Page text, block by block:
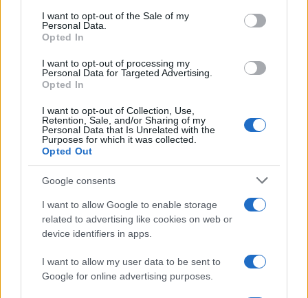
consent section.
I want to opt-out of the Sale of my
Personal Data.
Opted In
I want to opt-out of processing my
Personal Data for Targeted Advertising.
Opted In
I want to opt-out of Collection, Use,
Retention, Sale, and/or Sharing of my
Personal Data that Is Unrelated with the
Purposes for which it was collected.
Opted Out
Google consents
I want to allow Google to enable storage
related to advertising like cookies on web or
device identifiers in apps.
I want to allow my user data to be sent to
Google for online advertising purposes.
Precedente
ROMA Domenica 5
agosto musei
aperti nella
capitale
Successiva
ROMA I dodici
pericolosi della
Capitale